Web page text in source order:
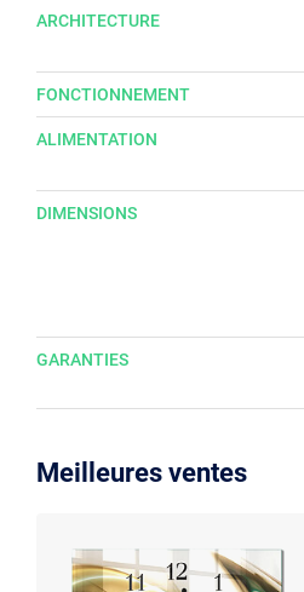
ARCHITECTURE
FONCTIONNEMENT
ALIMENTATION
DIMENSIONS
GARANTIES
Meilleures ventes